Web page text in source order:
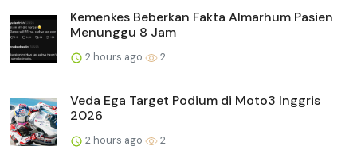
Kemenkes Beberkan Fakta Almarhum Pasien
Menunggu 8 Jam
2 hours ago 2
Veda Ega Target Podium di Moto3 Inggris
2026
2 hours ago 2